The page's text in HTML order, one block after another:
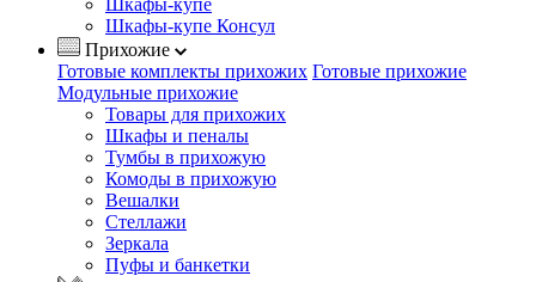
Шкафы-купе
Шкафы-купе Консул
Прихожие
Готовые комплекты прихожих Готовые прихожие
Модульные прихожие
Товары для прихожих
Шкафы и пеналы
Тумбы в прихожую
Комоды в прихожую
Вешалки
Стеллажи
Зеркала
Пуфы и банкетки